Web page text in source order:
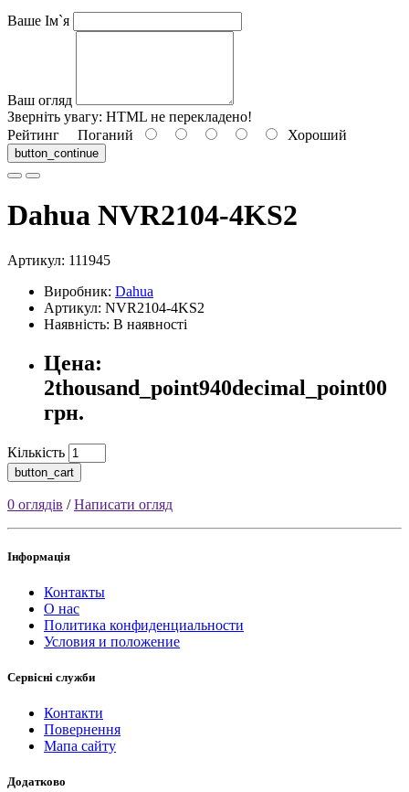
Ваше Ім`я
Ваш огляд
Зверніть увагу: HTML не перекладено!
Рейтинг Поганий Хороший
button_continue
Dahua NVR2104-4KS2
Артикул: 111945
Виробник: Dahua
Артикул: NVR2104-4KS2
Наявність: В наявності
Цена:
2thousand_point940decimal_point00
грн.
Кількість
button_cart
0 оглядів /Написати огляд
Інформація
Контакты
О нас
Политика конфиденциальности
Условия и положение
Сервісні служби
Контакти
Повернення
Мапа сайту
Додатково